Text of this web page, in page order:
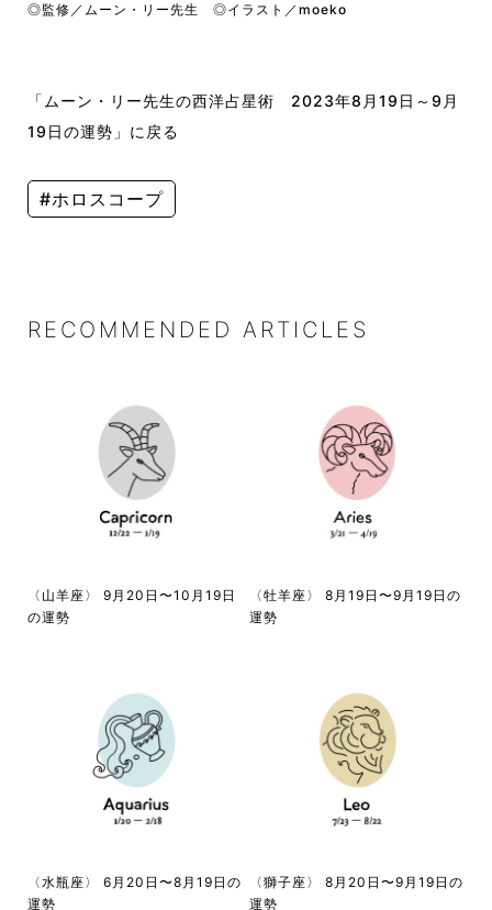
◎監修／ムーン・リー先生 ◎イラスト／moeko
「ムーン・リー先生の西洋占星術 2023年8月19日～9月
19日の運勢」に戻る
#ホロスコープ
RECOMMENDED ARTICLES
〈山羊座〉 9月20日〜10月19日
の運勢
〈牡羊座〉 8月19日〜9月19日の
運勢
〈水瓶座〉 6月20日〜8月19日の
運勢
〈獅子座〉 8月20日〜9月19日の
運勢